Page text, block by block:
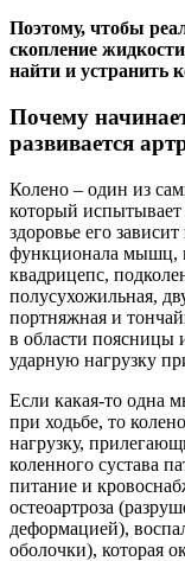
Поэтому, чтобы
скопление
найти и устранить
Почему
развивается
Колено – один из
который
здоровье его
функционала мышц,
квадрицепс,
полусухожильная,
портняжная и
в области поясницы
ударную нагрузку
Если какая-то одна
при ходьбе, то
нагрузку,
коленного сустава
питание и
остеоартроза
деформацией),
оболочки), которая